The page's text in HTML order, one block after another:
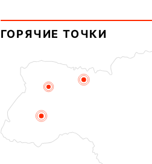
Дави́да (1015).
ГОРЯЧИЕ ТОЧКИ